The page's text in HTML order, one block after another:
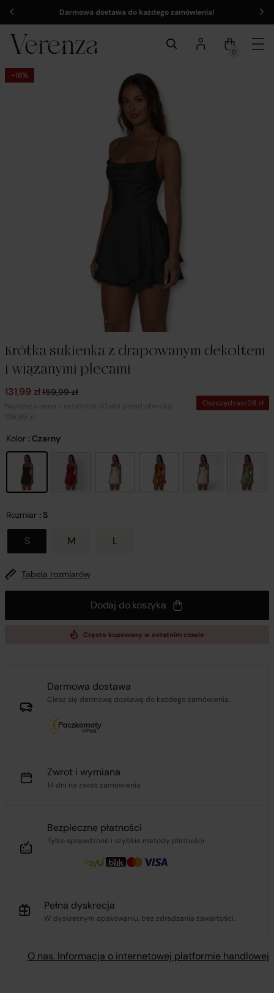
Darmowa dostawa do każdego zamówienia!
0
-18%
Krótka sukienka z drapowanym dekoltem
i wiązanymi plecami
159,99zł
Pierwotna cena wynosiła: 159,99 zł.
131,99 zł
Aktualna cena wynosi: 131,99 zł.
Najniższa cena z ostatnich 30 dni przed obniżką:
139,99 zł
Oszczędzasz28zł
Kolor : Czarny
Rozmiar : S
S M L
Tabela rozmiarów
Dodaj do koszyka
Często kupowany w ostatnim czasie
Darmowa dostawa
Ciesz się darmową dostawą do każdego zamówienia.
Zwrot i wymiana
14 dni na zwrot zamówienia
Bezpieczne płatności
Tylko sprawdzone i szybkie metody płatności
Pełna dyskrecja
W dyskretnym opakowaniu, bez zdradzania zawartości.
O nas. Informacja o internetowej platformie handlowej